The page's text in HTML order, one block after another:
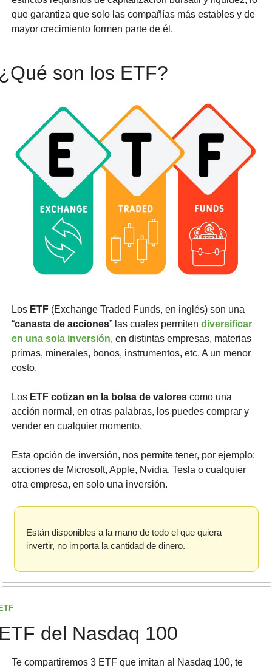
que garantiza que solo las compañías más estables y de
mayor crecimiento formen parte de él.
son los ETF?
Los ETF (Exchange Traded Funds, en inglés) son una
“canasta de acciones” las cuales permiten diversificar
en una sola inversión, en distintas empresas, materias
primas, minerales, bonos, instrumentos, etc. A un menor
costo.
Los ETF cotizan en la bolsa de valores como una
acción normal, en otras palabras, los puedes comprar y
vender en cualquier momento.
Esta opción de inversión, nos permite tener, por ejemplo:
acciones de Microsoft, Apple, Nvidia, Tesla o cualquier
otra empresa, en solo una inversión.
Están disponibles a la mano de todo el que quiera
invertir, no importa la cantidad de dinero.
del Nasdaq 100
Te compartiremos 3 ETF que imitan al Nasdaq 100, te